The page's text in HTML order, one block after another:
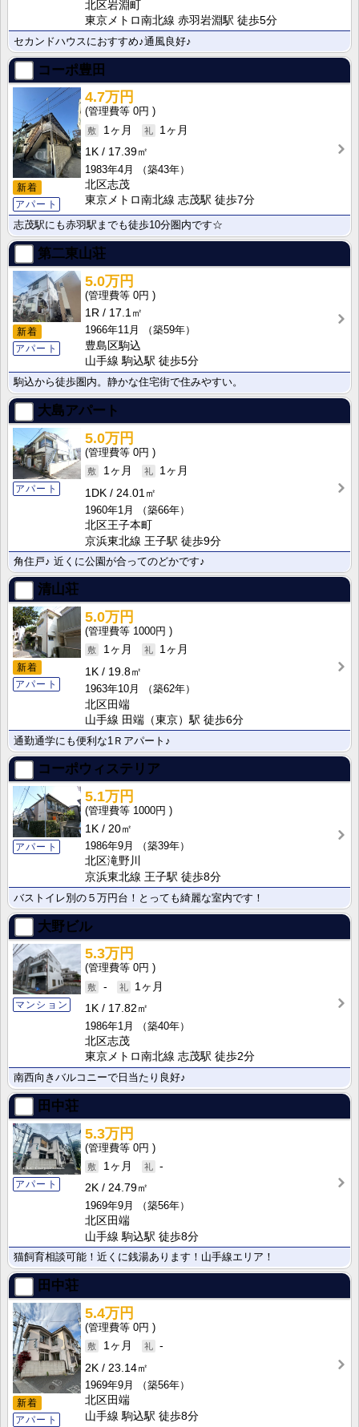
北区岩淵町
東京メトロ南北線 赤羽岩淵駅 徒歩5分
セカンドハウスにおすすめ♪通風良好♪
コーポ豊田
新着
アパート
4.7万円
0円
1ヶ月
1ヶ月
1K
17.39㎡
1983年4月
（築43年）
北区志茂
東京メトロ南北線 志茂駅 徒歩7分
志茂駅にも赤羽駅までも徒歩10分圏内です☆
第二東山荘
新着
アパート
5.0万円
0円
1R
17.1㎡
1966年11月
（築59年）
豊島区駒込
山手線 駒込駅 徒歩5分
駒込から徒歩圏内。静かな住宅街で住みやすい。
大島アパート
アパート
5.0万円
0円
1ヶ月
1ヶ月
1DK
24.01㎡
1960年1月
（築66年）
北区王子本町
京浜東北線 王子駅 徒歩9分
角住戸♪ 近くに公園が合ってのどかです♪
清山荘
新着
アパート
5.0万円
1000円
1ヶ月
1ヶ月
1K
19.8㎡
1963年10月
（築62年）
北区田端
山手線 田端（東京）駅 徒歩6分
通勤通学にも便利な1Ｒアパート♪
コーポウィステリア
アパート
5.1万円
1000円
1K
20㎡
1986年9月
（築39年）
北区滝野川
京浜東北線 王子駅 徒歩8分
バストイレ別の５万円台！とっても綺麗な室内です！
大野ビル
マンション
5.3万円
0円
-
1ヶ月
1K
17.82㎡
1986年1月
（築40年）
北区志茂
東京メトロ南北線 志茂駅 徒歩2分
南西向きバルコニーで日当たり良好♪
田中荘
アパート
5.3万円
0円
1ヶ月
-
2K
24.79㎡
1969年9月
（築56年）
北区田端
山手線 駒込駅 徒歩8分
猫飼育相談可能！近くに銭湯あります！山手線エリア！
田中荘
新着
アパート
5.4万円
0円
1ヶ月
-
2K
23.14㎡
1969年9月
（築56年）
北区田端
山手線 駒込駅 徒歩8分